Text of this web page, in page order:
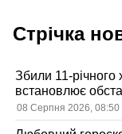
Стрічка
Збили 11-річного
встановлює
08 Серпня 2026, 08:50